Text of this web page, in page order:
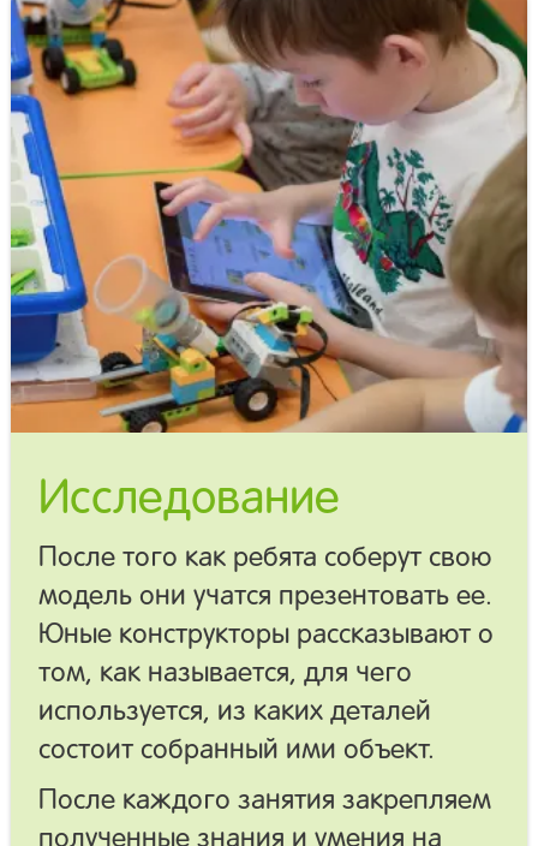
Исследование
После того как ребята соберут свою
модель они учатся презентовать ее.
Юные конструкторы рассказывают о
том, как называется, для чего
используется, из каких деталей
состоит собранный ими объект.
После каждого занятия закрепляем
полученные знания и умения на